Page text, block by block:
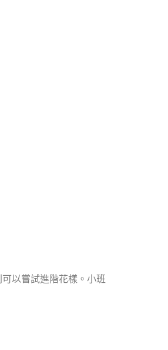
以嘗試進階花樣。小班